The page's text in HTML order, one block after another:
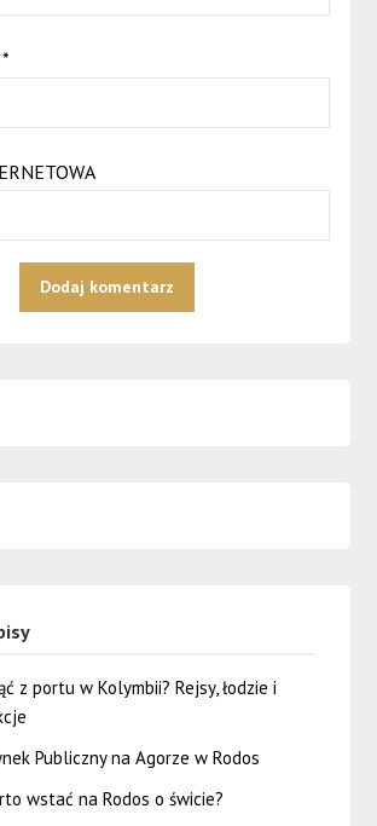
*
z portu w Kolymbii? Rejsy, łodzie i
Publiczny na Agorze w Rodos
wstać na Rodos o świcie?